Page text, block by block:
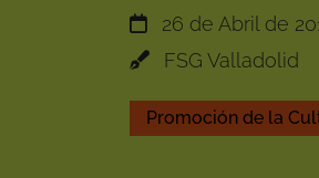
26 de Abril de
FSG Valladolid
Promoción de la